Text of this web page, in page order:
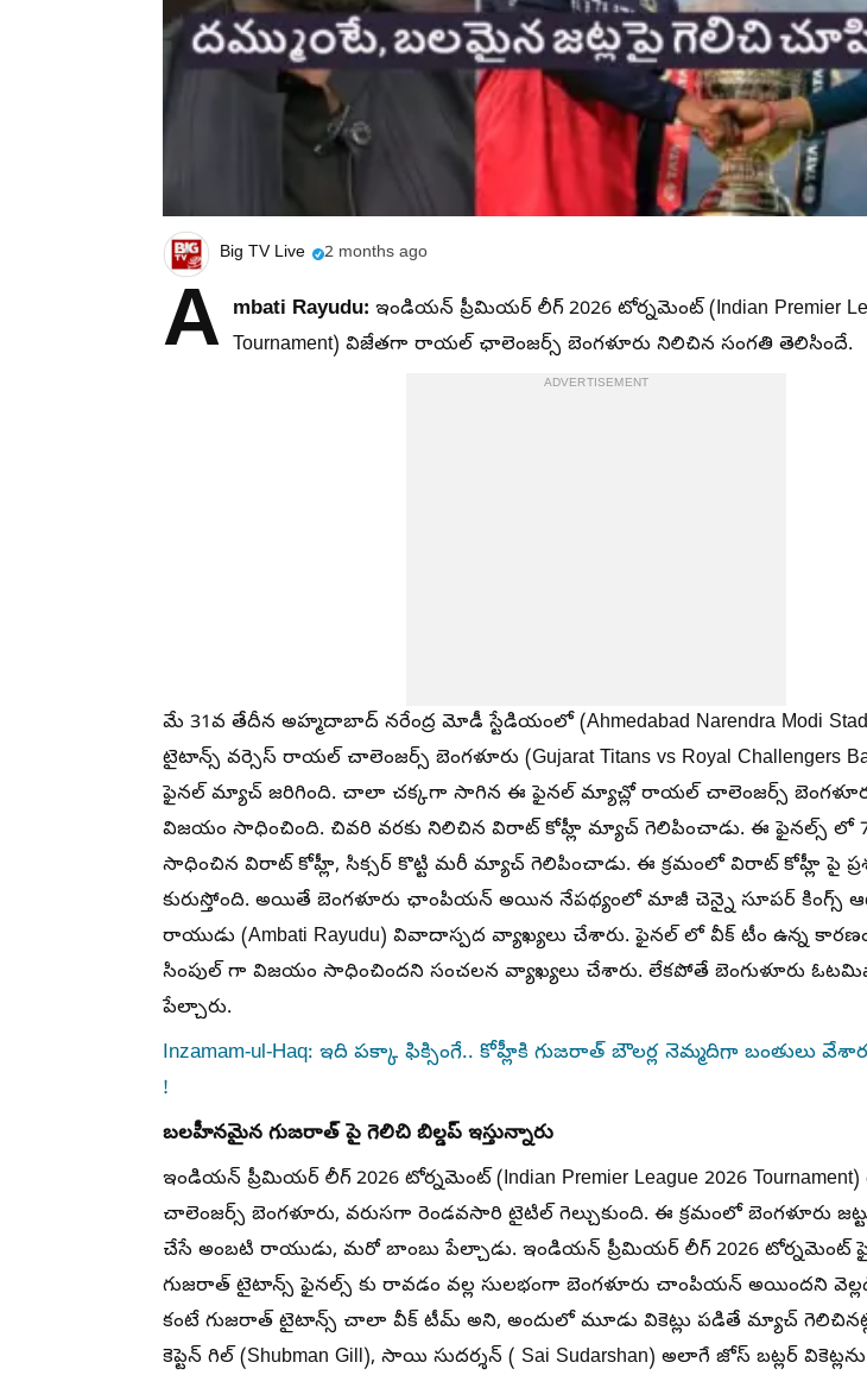
Big TV Live 2 months ago
A mbati Rayudu: ఇండియన్ ప్రీమియర్ లీగ్ 2026 టోర్నమెంట్ (Indian Premier
Tournament) విజేతగా రాయల్ ఛాలెంజర్స్ బెంగళూరు నిలిచిన సంగతి తెలిసిందే.
ADVERTISEMENT
మే 31వ తేదీన అహ్మదాబాద్ నరేంద్ర మోడీ స్టేడియంలో (Ahmedabad Narendra Modi
టైటాన్స్ వర్సెస్ రాయల్ చాలెంజర్స్ బెంగళూరు (Gujarat Titans vs Royal Challengers
ఫైనల్ మ్యాచ్ జరిగింది. చాలా చక్కగా సాగిన ఈ ఫైనల్ మ్యాచ్లో రాయల్ చాలెంజర్స్
విజయం సాధించింది. చివరి వరకు నిలిచిన విరాట్ కోహ్లీ మ్యాచ్ గెలిపించాడు. ఈ ఫైనల్స్ లో 75
సాధించిన విరాట్ కోహ్లీ, సిక్సర్ కొట్టి మరీ మ్యాచ్ గెలిపించాడు. ఈ క్రమంలో విరాట్ కోహ్లీ పై
కురుస్తోంది. అయితే బెంగళూరు ఛాంపియన్ అయిన నేపథ్యంలో మాజీ చెన్నై సూపర్ కింగ్స్
రాయుడు (Ambati Rayudu) వివాదాస్పద వ్యాఖ్యలు చేశారు. ఫైనల్ లో వీక్ టీం ఉన్న
సింపుల్ గా విజయం సాధించిందని సంచలన వ్యాఖ్యలు చేశారు. లేకపోతే బెంగుళూరు
పేల్చారు.
Inzamam-ul-Haq: ఇది పక్కా ఫిక్సింగే.. కోహ్లీకి గుజరాత్ బౌలర్ల నెమ్మదిగా బంతులు
!
బలహీనమైన గుజరాత్ పై గెలిచి బిల్డప్ ఇస్తున్నారు
ఇండియన్ ప్రీమియర్ లీగ్ 2026 టోర్నమెంట్ (Indian Premier League 2026
చాలెంజర్స్ బెంగళూరు, వరుసగా రెండవసారి టైటిల్ గెల్చుకుంది. ఈ క్రమంలో బెంగళూరు
చేసే అంబటి రాయుడు, మరో బాంబు పేల్చాడు. ఇండియన్ ప్రీమియర్ లీగ్ 2026 టోర్నమెంట్
గుజరాత్ టైటాన్స్ ఫైనల్స్ కు రావడం వల్ల సులభంగా బెంగళూరు చాంపియన్ అయిందని
కంటే గుజరాత్ టైటాన్స్ చాలా వీక్ టీమ్ అని, అందులో మూడు వికెట్లు పడితే మ్యాచ్
కెప్టెన్ గిల్ (Shubman Gill), సాయి సుదర్శన్ ( Sai Sudarshan) అలాగే జోస్ బట్లర్